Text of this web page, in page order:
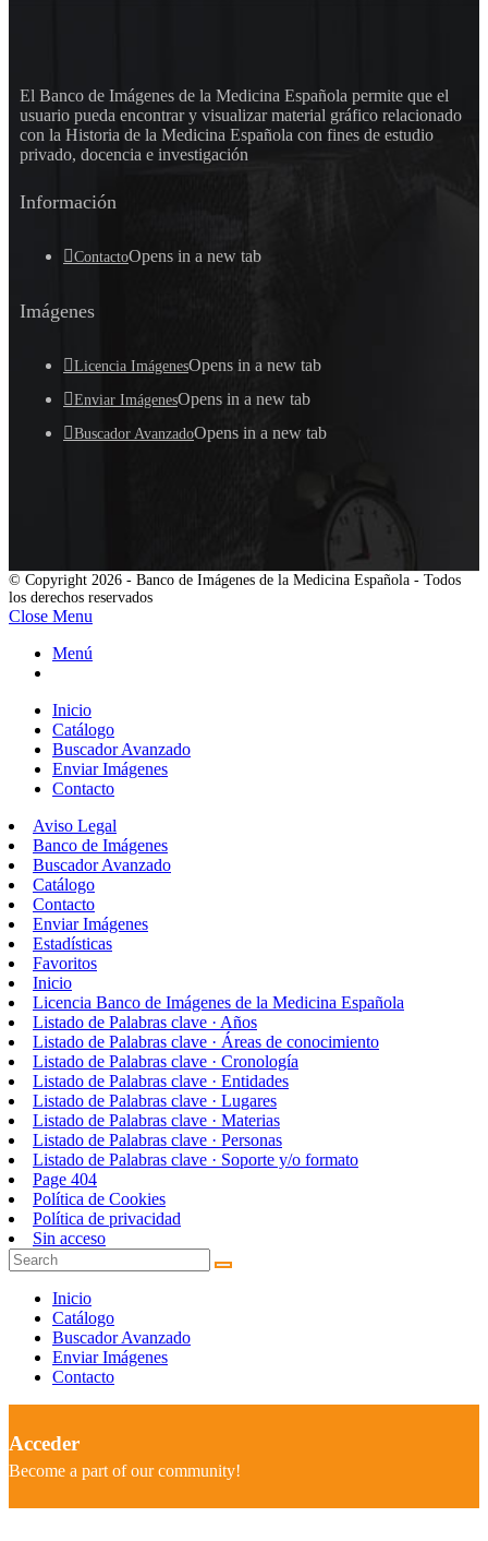
El Banco de Imágenes de la Medicina Española permite que el
usuario pueda encontrar y visualizar material gráfico relacionado
con la Historia de la Medicina Española con fines de estudio
privado, docencia e investigación
Información
ContactoOpens in a new tab
Imágenes
Licencia ImágenesOpens in a new tab
Enviar ImágenesOpens in a new tab
Buscador AvanzadoOpens in a new tab
© Copyright 2026 - Banco de Imágenes de la Medicina Española - Todos
los derechos reservados
Close Menu
Menú
Inicio
Catálogo
Buscador Avanzado
Enviar Imágenes
Contacto
Aviso Legal
Banco de Imágenes
Buscador Avanzado
Catálogo
Contacto
Enviar Imágenes
Estadísticas
Favoritos
Inicio
Licencia Banco de Imágenes de la Medicina Española
Listado de Palabras clave · Años
Listado de Palabras clave · Áreas de conocimiento
Listado de Palabras clave · Cronología
Listado de Palabras clave · Entidades
Listado de Palabras clave · Lugares
Listado de Palabras clave · Materias
Listado de Palabras clave · Personas
Listado de Palabras clave · Soporte y/o formato
Page 404
Política de Cookies
Política de privacidad
Sin acceso
Inicio
Catálogo
Buscador Avanzado
Enviar Imágenes
Contacto
Acceder
Become a part of our community!